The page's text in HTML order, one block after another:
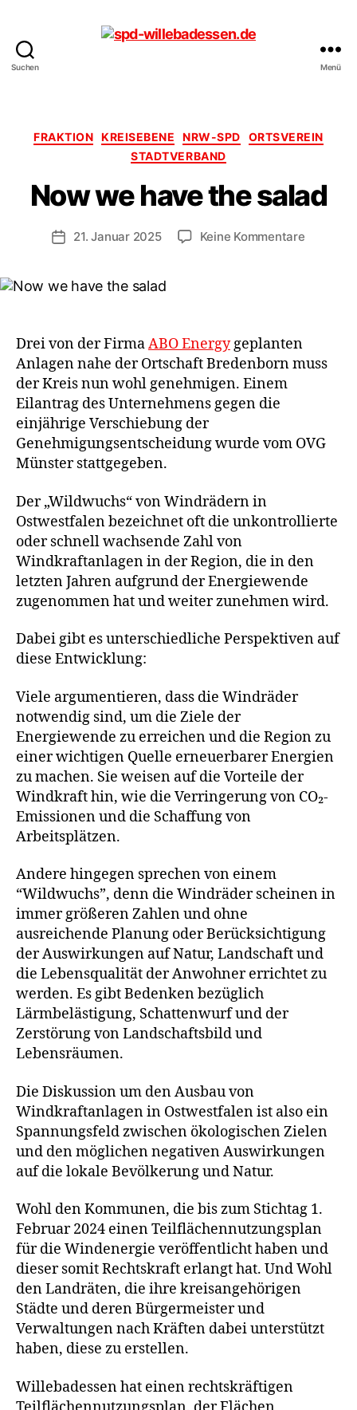
Suchen Menü
Kategorien
FRAKTION KREISEBENE NRW-SPD
ORTSVEREIN
STADTVERBAND
Now we have the salad
Veröffentlichungsdatum
21. Januar 2025 Keine Kommentarezu
Drei von der FirmaABO Energygeplanten
Anlagen nahe der Ortschaft Bredenborn muss
der Kreis nun wohl genehmigen. Einem
Eilantrag des Unternehmens gegen die
einjährige Verschiebung der
Genehmigungsentscheidung wurde vom OVG
Münster stattgegeben.
Der „Wildwuchs“ von Windrädern in
Ostwestfalen bezeichnet oft die unkontrollierte
oder schnell wachsende Zahl von
Windkraftanlagen in der Region, die in den
letzten Jahren aufgrund der Energiewende
zugenommen hat und weiter zunehmen wird.
Dabei gibt es unterschiedliche Perspektiven auf
diese Entwicklung:
Viele argumentieren, dass die Windräder
notwendig sind, um die Ziele der
Energiewende zu erreichen und die Region zu
einer wichtigen Quelle erneuerbarer Energien
zu machen. Sie weisen auf die Vorteile der
Windkraft hin, wie die Verringerung von CO₂-
Emissionen und die Schaffung von
Arbeitsplätzen.
Andere hingegen sprechen von einem
“Wildwuchs”, denn die Windräder scheinen in
immer größeren Zahlen und ohne
ausreichende Planung oder Berücksichtigung
der Auswirkungen auf Natur, Landschaft und
die Lebensqualität der Anwohner errichtet zu
werden. Es gibt Bedenken bezüglich
Lärmbelästigung, Schattenwurf und der
Zerstörung von Landschaftsbild und
Lebensräumen.
Die Diskussion um den Ausbau von
Windkraftanlagen in Ostwestfalen ist also ein
Spannungsfeld zwischen ökologischen Zielen
und den möglichen negativen Auswirkungen
auf die lokale Bevölkerung und Natur.
Wohl den Kommunen, die bis zum Stichtag 1.
Februar 2024 einen Teilflächennutzungsplan
für die Windenergie veröffentlicht haben und
dieser somit Rechtskraft erlangt hat. Und Wohl
den Landräten, die ihre kreisangehörigen
Städte und deren Bürgermeister und
Verwaltungen nach Kräften dabei unterstützt
haben, diese zu erstellen.
Willebadessen hat einen rechtskräftigen